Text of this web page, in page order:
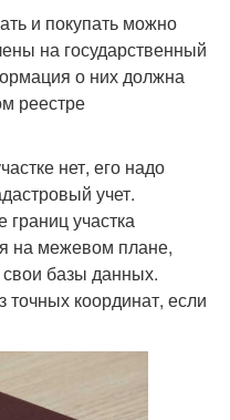
и покупать можно
на государственный
о них должна
реестре
нет, его надо
учет.
участка
на межевом плане,
базы данных.
точных координат, если